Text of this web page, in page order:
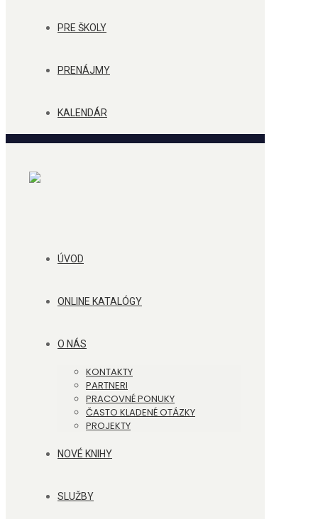
PRE ŠKOLY
PRENÁJMY
KALENDÁR
ÚVOD
ONLINE KATALÓGY
O NÁS
KONTAKTY
PARTNERI
PRACOVNÉ PONUKY
ČASTO KLADENÉ OTÁZKY
PROJEKTY
NOVÉ KNIHY
SLUŽBY